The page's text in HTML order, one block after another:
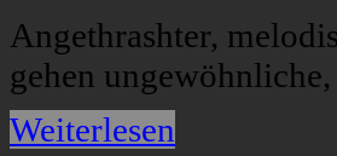
Angethrashter,
gehen
Weiterlesen